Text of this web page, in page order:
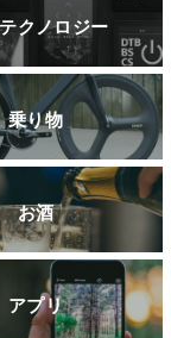
クノロジー
乗り物
お酒
アプリ